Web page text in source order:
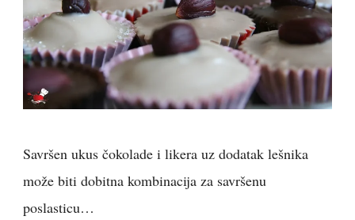
Savršen ukus čokolade i likera uz dodatak lešnika
može biti dobitna kombinacija za savršenu
poslasticu…